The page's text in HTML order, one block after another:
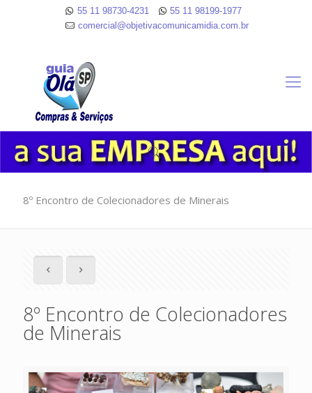
55 11 98730-4231
55 11 98199-1977
comercial@objetivacomunicamidia.com.br
8º Encontro de Colecionadores de Minerais
8º Encontro de Colecionadores
de Minerais